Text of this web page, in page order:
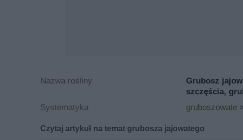
Nazwa rośliny Grubosz
szczęścia,
Systematyka
gruboszowate
Czytaj artykuł na temat grubosza jajowatego